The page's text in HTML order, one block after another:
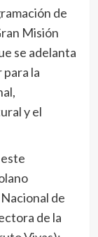
de
Misión
se adelanta
la
y el
de
de la